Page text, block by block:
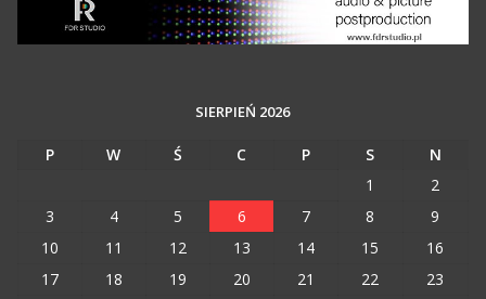
SIERPIEŃ 2026
P W Ś C P S
N
1
2
3
4 5 6 7 8
9
10
11 12 13 14 15
16
17
18 19 20 21 22 23